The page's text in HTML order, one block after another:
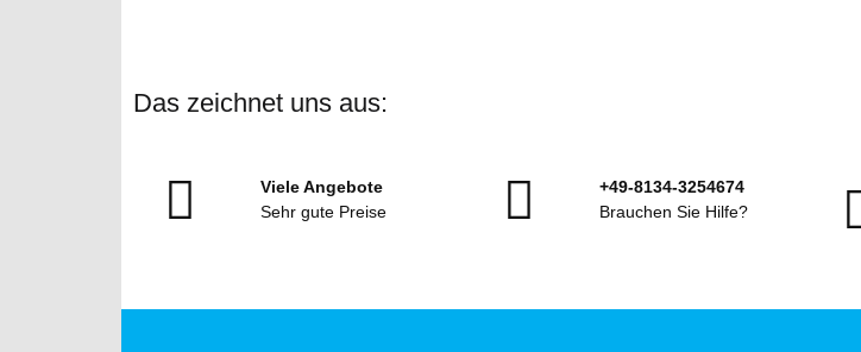
Das zeichnet uns aus:
Viele Angebote
Sehr gute Preise
+49-8134-3254674
Brauchen Sie Hilfe?